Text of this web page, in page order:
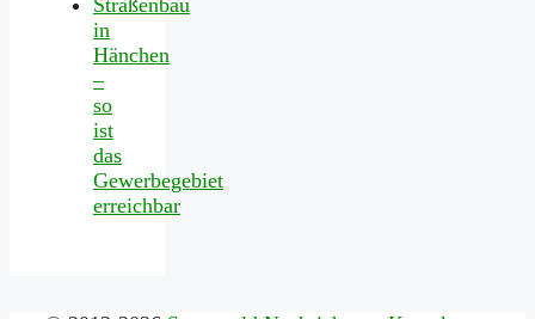
in
Hänchen
–
so
ist
das
Gewerbegebiet
erreichbar